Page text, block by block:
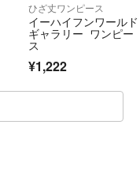
ひざ丈ワンピース
イーハイフンワールド
ギャラリー ワンピー
ス
¥1,222